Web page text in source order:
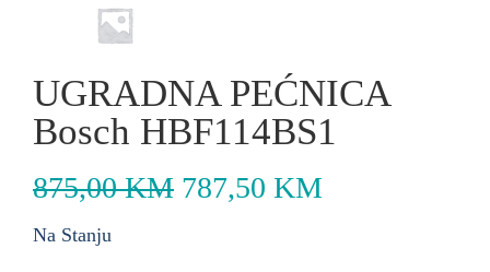
UGRADNA PEĆNICA
Bosch HBF114BS1
875,00KM 787,50 KM
Na Stanju